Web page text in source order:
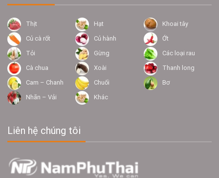
Thịt Hạt
Khoai tây
Củ cà rốt
Củ hành
Ớt
Tỏi
Gừng
Các loại rau
Cà chua
Xoài
Thanh long
Cam – Chanh
Chuối
Bơ
Nhãn – Vải
Khác
Liên hệ chúng tôi